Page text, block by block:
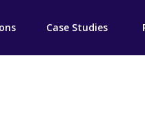
Case Studies